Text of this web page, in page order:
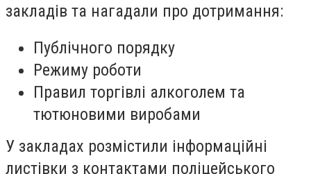
закладів та нагадали про дотримання:
Публічного порядку
Режиму роботи
Правил торгівлі алкоголем та
тютюновими виробами
У закладах розмістили інформаційні
листівки з контактами поліцейського